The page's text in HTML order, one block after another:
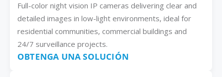
Full-color night vision IP cameras delivering clear and
detailed images in low-light environments, ideal for
residential communities, commercial buildings and
24/7 surveillance projects.
OBTENGA UNA SOLUCIÓN